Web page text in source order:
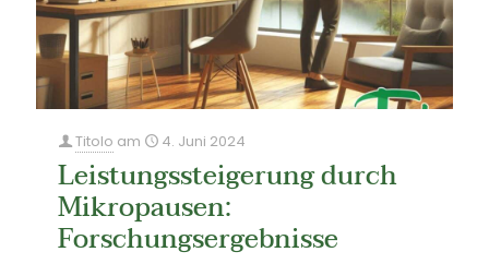
Titolo am 4. Juni 2024
Leistungssteigerung durch
Mikropausen:
Forschungsergebnisse